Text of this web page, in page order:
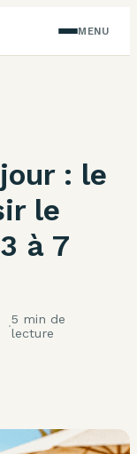
MENU
: le
le
à 7
·5 min de
lecture